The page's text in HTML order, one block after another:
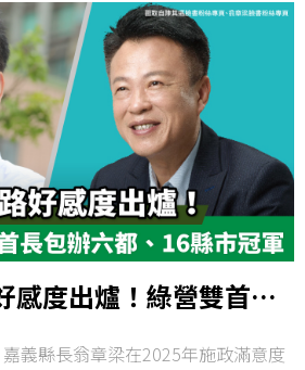
異，其中「嘉義燈會」以壓倒性的
，成為今年度最受矚目的焦點。
感度出爐！綠營雙首長
市冠軍
義縣長翁章梁在2025年施政滿意度